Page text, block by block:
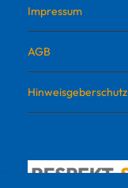
Impressum
AGB
Hinweisgeberschutz